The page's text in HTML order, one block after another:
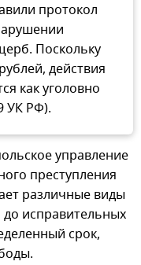
протокол
Поскольку
действия
как уголовно
УК РФ).
управление
преступления
различные виды
исправительных
срок,